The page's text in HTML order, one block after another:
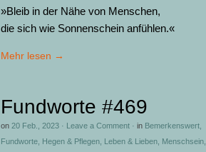
»Bleib in der Nähe von Menschen,
die sich wie Sonnenschein anfühlen.«
Mehr lesen →
Fundworte #469
on 20 Feb., 2023 · Leave a Comment · in Bemerkenswert,
Fundworte, Hegen & Pflegen, Leben & Lieben, Menschsein,